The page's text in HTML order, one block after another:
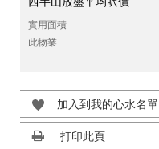
實用面積
此物業
加入到我的心水名單
打印此頁